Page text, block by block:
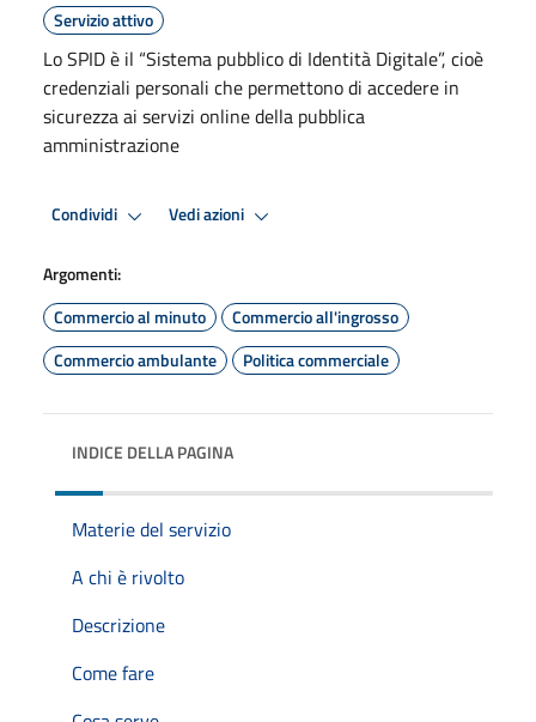
Servizio attivo
Lo SPID è il “Sistema pubblico di Identità Digitale”, cioè
credenziali personali che permettono di accedere in
sicurezza ai servizi online della pubblica
amministrazione
Condividi Vedi azioni
Argomenti:
Commercio al minuto
Commercio all'ingrosso
Commercio ambulante
Politica commerciale
INDICE DELLA PAGINA
Materie del servizio
A chi è rivolto
Descrizione
Come fare